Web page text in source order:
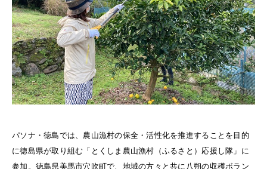
パソナ・徳島では、農山漁村の保全・活性化を推進することを目的
に徳島県が取り組む「とくしま農山漁村（ふるさと）応援し隊」に
参加。徳島県美馬市穴吹町で、地域の方々と共に八朔の収穫ボラン